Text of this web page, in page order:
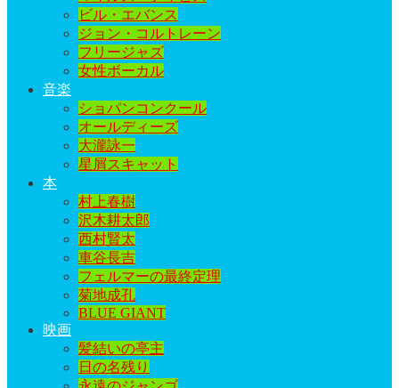
ビル・エバンス
ジョン・コルトレーン
フリージャズ
女性ボーカル
音楽
ショパンコンクール
オールディーズ
大瀧詠一
星屑スキャット
本
村上春樹
沢木耕太郎
西村賢太
車谷長吉
フェルマーの最終定理
菊地成孔
BLUE GIANT
映画
髪結いの亭主
日の名残り